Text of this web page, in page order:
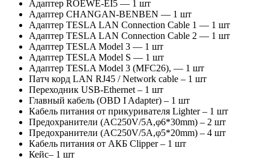
Адаптер ROEWE-EI5 — 1 шт
Адаптер CHANGAN-BENBEN — 1 шт
Адаптер TESLA LAN Connection Cable 1 — 1 шт
Адаптер TESLA LAN Connection Cable 2 — 1 шт
Адаптер TESLA Model 3 — 1 шт
Адаптер TESLA Model S — 1 шт
Адаптер TESLA Model 3 (MFC26), — 1 шт
Патч корд LAN RJ45 / Network cable – 1 шт
Переходник USB-Ethernet – 1 шт
Главный кабель (OBD I Adapter) – 1 шт
Кабель питания от прикуривателя Lighter – 1 шт
Предохранители (AC250V/5A,φ6*30mm) – 2 шт
Предохранители (AC250V/5A,φ5*20mm) – 4 шт
Кабель питания от АКБ Clipper – 1 шт
Кейс– 1 шт